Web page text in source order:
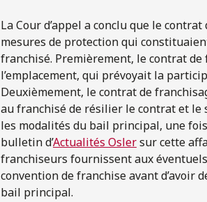
La Cour d’appel a conclu que le
mesures de protection qui
franchisé. Premièrement, le contrat
l’emplacement, qui prévoyait la
Deuxièmement, le contrat de
au franchisé de résilier le contrat et le
les modalités du bail principal, une
bulletin d’Actualités Oslersur cette
franchiseurs fournissent aux
convention de franchise avant d’avoir
bail principal.